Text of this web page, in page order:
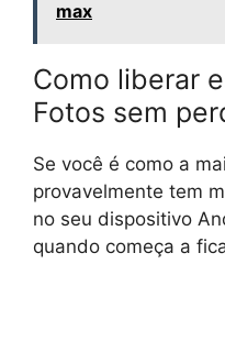
max
Como liberar
Fotos sem
Se você é como a
provavelmente tem
no seu dispositivo
quando começa a